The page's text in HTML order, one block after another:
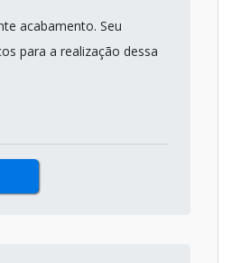
acabamento. Seu
para a realização dessa